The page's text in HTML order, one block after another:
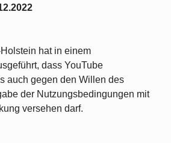
hat in einem
dass YouTube
auch gegen den Willen des
der Nutzungsbedingungen mit
versehen darf.